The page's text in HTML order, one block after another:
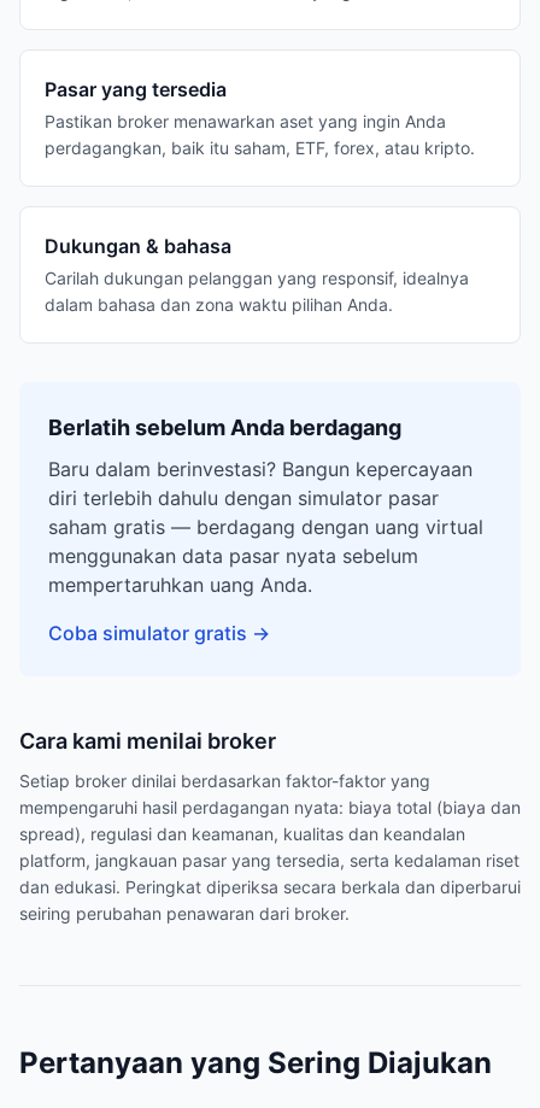
Pasar yang tersedia
Pastikan broker menawarkan aset yang ingin Anda
perdagangkan, baik itu saham, ETF, forex, atau kripto.
Dukungan & bahasa
Carilah dukungan pelanggan yang responsif, idealnya
dalam bahasa dan zona waktu pilihan Anda.
Berlatih sebelum Anda berdagang
Baru dalam berinvestasi? Bangun kepercayaan
diri terlebih dahulu dengan simulator pasar
saham gratis — berdagang dengan uang virtual
menggunakan data pasar nyata sebelum
mempertaruhkan uang Anda.
Coba simulator gratis →
Cara kami menilai broker
Setiap broker dinilai berdasarkan faktor-faktor yang
mempengaruhi hasil perdagangan nyata: biaya total (biaya dan
spread), regulasi dan keamanan, kualitas dan keandalan
platform, jangkauan pasar yang tersedia, serta kedalaman riset
dan edukasi. Peringkat diperiksa secara berkala dan diperbarui
seiring perubahan penawaran dari broker.
Pertanyaan yang Sering Diajukan